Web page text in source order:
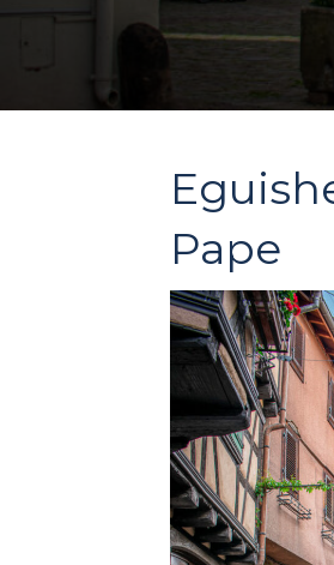
Pape